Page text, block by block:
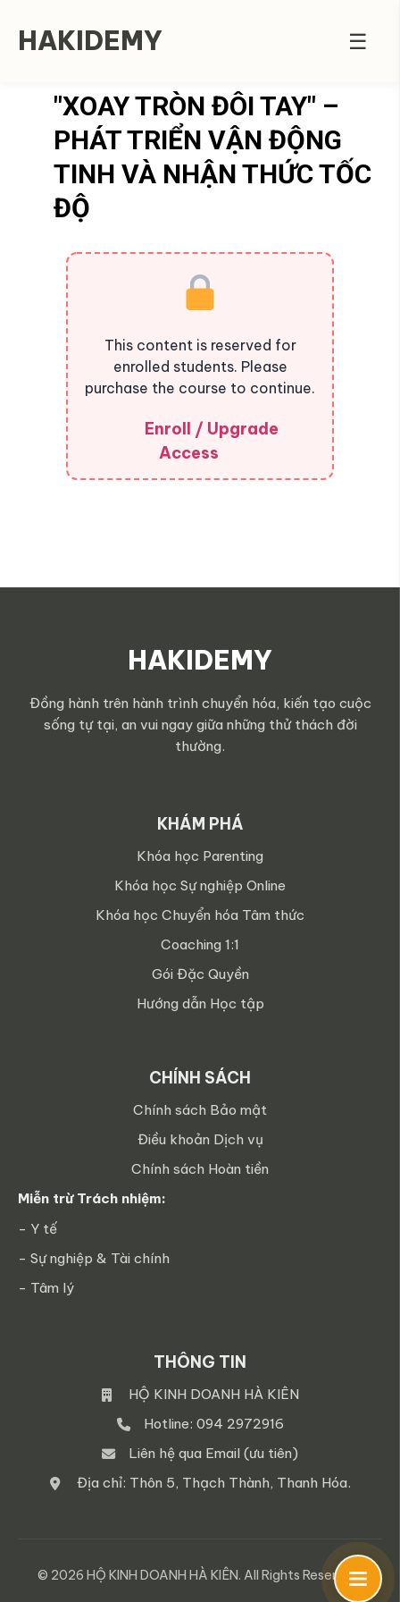
HAKIDEMY ☰
"XOAY TRÒN ĐÔI TAY" –
PHÁT TRIỂN VẬN ĐỘNG
TINH VÀ NHẬN THỨC TỐC
ĐỘ
This content is reserved for
enrolled students. Please
purchase the course to continue.
Enroll / Upgrade
Access
HAKIDEMY
Đồng hành trên hành trình chuyển hóa, kiến tạo cuộc
sống tự tại, an vui ngay giữa những thử thách đời
thường.
KHÁM PHÁ
Khóa học Parenting
Khóa học Sự nghiệp Online
Khóa học Chuyển hóa Tâm thức
Coaching 1:1
Gói Đặc Quyền
Hướng dẫn Học tập
CHÍNH SÁCH
Chính sách Bảo mật
Điều khoản Dịch vụ
Chính sách Hoàn tiền
Miễn trừ Trách nhiệm:
- Y tế
- Sự nghiệp & Tài chính
- Tâm lý
THÔNG TIN
HỘ KINH DOANH HÀ KIÊN
Hotline: 094 2972916
Liên hệ qua Email (ưu tiên)
Địa chỉ: Thôn 5, Thạch Thành, Thanh Hóa.
© 2026 HỘ KINH DOANH HÀ KIÊN. All Rights Reserved.